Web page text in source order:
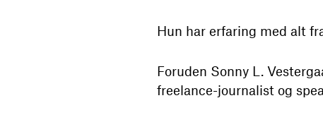
Hun har erfaring med alt
Foruden Sonny L.
freelance-journalist og